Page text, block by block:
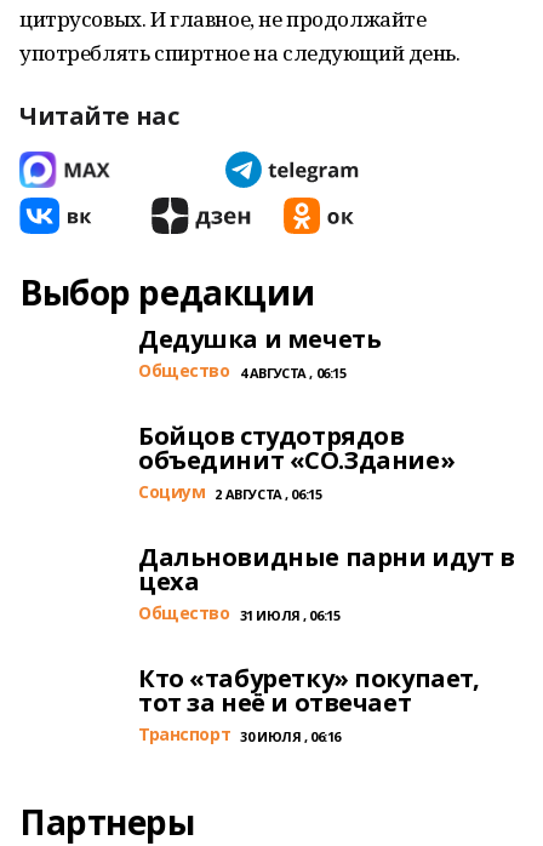
цитрусовых. И главное, не продолжайте
употреблять спиртное на следующий день.
Читайте нас
Выбор редакции
Дедушка и мечеть
Общество 4 АВГУСТА , 06:15
Бойцов студотрядов
объединит «СО.Здание»
Cоциум 2 АВГУСТА , 06:15
Дальновидные парни идут в
цеха
Общество 31 ИЮЛЯ , 06:15
Кто «табуретку» покупает,
тот за неё и отвечает
Транспорт 30 ИЮЛЯ , 06:16
Партнеры